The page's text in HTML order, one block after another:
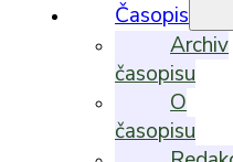
Časopis
Archiv
časopisu
O
časopisu